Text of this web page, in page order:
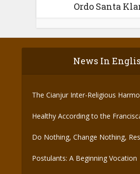
Ordo Santa
News In
The Cianjur Inter-Religious
Healthy According to the
Do Nothing, Change Nothing,
Postulants: A Beginning Vocation